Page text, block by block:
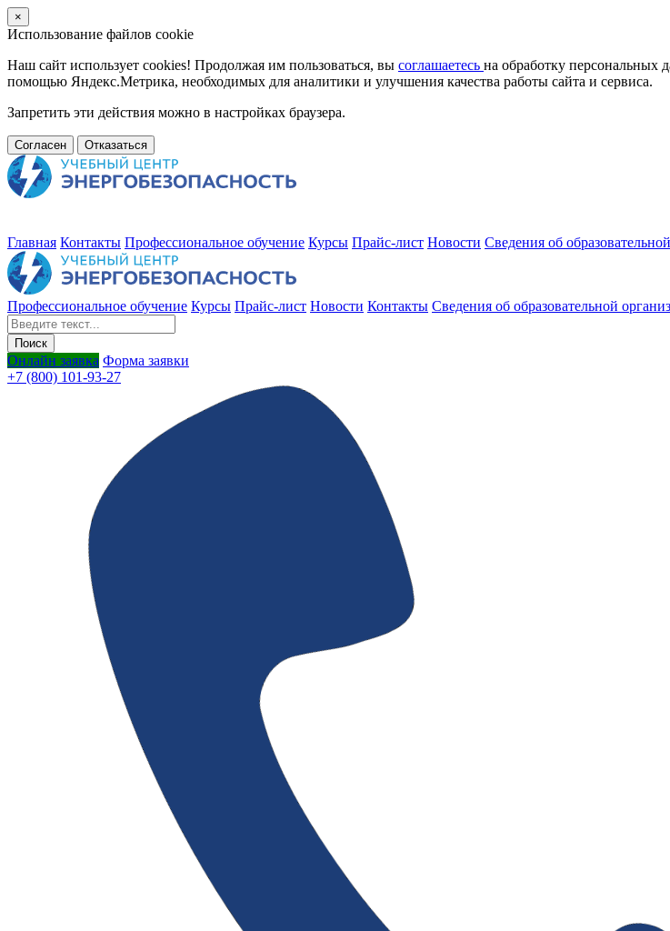
×
Использование файлов cookie
Наш сайт использует cookies! Продолжая им пользоваться, вы соглашаетесь на обработку персональных
помощью Яндекс.Метрика, необходимых для аналитики и улучшения качества работы сайта и сервиса.
Запретить эти действия можно в настройках браузера.
Согласен Отказаться
Главная Контакты Профессиональное обучение Курсы Прайс-лист Новости Cведения об
Профессиональное обучение Курсы Прайс-лист Новости Контакты Cведения об образовательной
Онлайн заявка Форма заявки
+7 (800) 101-93-27